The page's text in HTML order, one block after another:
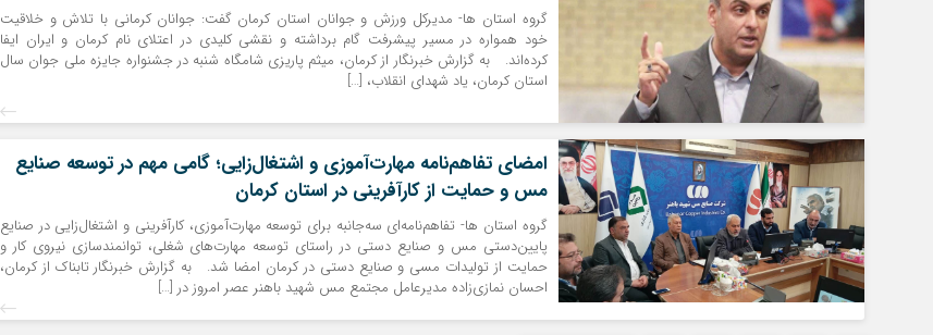
گروه استان ها- مدیرکل ورزش و جوانان استان کرمان گفت: جوانان کرمانی با تلاش و خلاقیت
خود همواره در مسیر پیشرفت گام برداشته و نقشی کلیدی در اعتلای نام کرمان و ایران ایفا
کرده‌اند. به گزارش خبرنگار از کرمان، میثم پاریزی شامگاه شنبه در جشنواره جایزه ملی جوان سال
استان کرمان، یاد شهدای انقلاب، […]
امضای تفاهم‌نامه مهارت‌آموزی و اشتغال‌زایی؛ گامی مهم در توسعه صنایع
مس و حمایت از کارآفرینی در استان کرمان
گروه استان ها- تفاهم‌نامه‌ای سه‌جانبه برای توسعه مهارت‌آموزی، کارآفرینی و اشتغال‌زایی در صنایع
پایین‌دستی مس و صنایع دستی در راستای توسعه مهارت‌های شغلی، توانمندسازی نیروی کار و
حمایت از تولیدات مسی و صنایع دستی در کرمان امضا شد. به گزارش خبرنگار تابناک از کرمان،
احسان نمازی‌زاده مدیرعامل مجتمع مس شهید باهنر عصر امروز در […]